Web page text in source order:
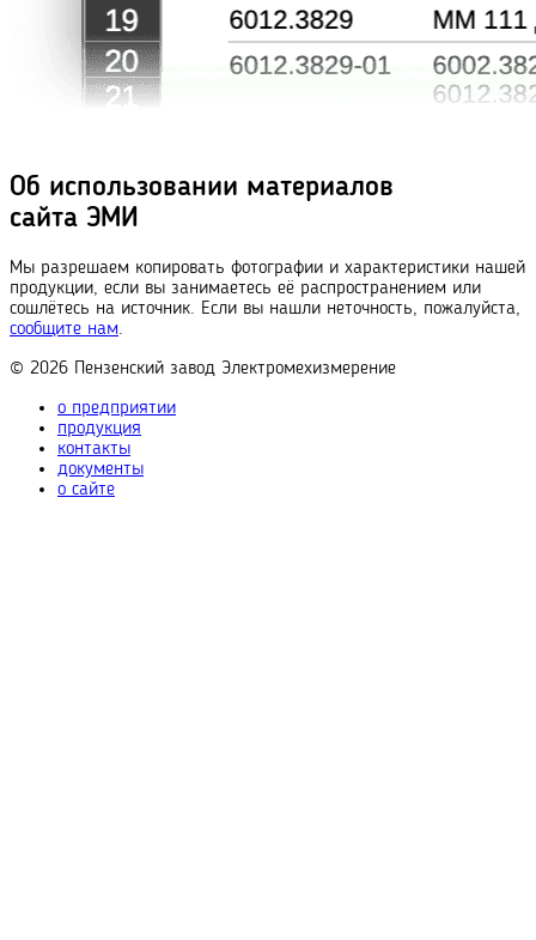
Об использовании материалов
сайта ЭМИ
Мы разрешаем копировать фотографии и характеристики нашей
продукции, если вы занимаетесь её распространением или
сошлётесь на источник. Если вы нашли неточность, пожалуйста,
сообщите нам.
© 2026 Пензенский завод Электромехизмерение
о предприятии
продукция
контакты
документы
о сайте